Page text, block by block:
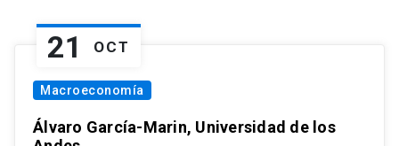
21 OCT
Macroeconomía
Álvaro García-Marin, Universidad de los